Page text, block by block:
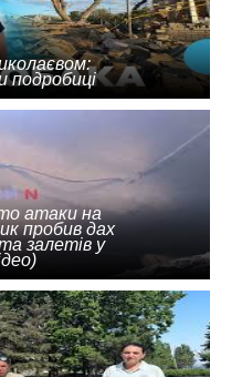
подробиці
атаки на
пробив дах
залетів у